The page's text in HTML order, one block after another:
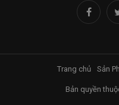
Trang chủ Sản
Bản quyền